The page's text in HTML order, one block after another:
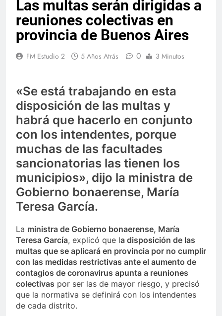
Las multas serán dirigidas a
reuniones colectivas en
provincia de Buenos Aires
FM Estudio 2 5 Años Atrás 0 3 Minutos
«Se está trabajando en esta
disposición de las multas y
habrá que hacerlo en conjunto
con los intendentes, porque
muchas de las facultades
sancionatorias las tienen los
municipios», dijo la ministra de
Gobierno bonaerense, María
Teresa García.
La ministra de Gobierno bonaerense, María
Teresa García, explicó que la disposición de las
multas que se aplicará en provincia por no cumplir
con las medidas restrictivas ante el aumento de
contagios de coronavirus apunta a reuniones
colectivas por ser las de mayor riesgo, y precisó
que la normativa se definirá con los intendentes
de cada distrito.